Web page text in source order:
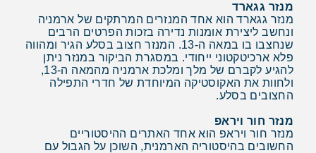
מנזר גגארד
מנזר גגארד הוא אחד המנזרים המרתקים של ארמניה
ונחשב ליצירת אומנות נדירה בזכות הפרטים הרבים
שנחצבו בו במאה ה-13. המנזר חצוב בסלע הגיר ומהווה
פלא ארכיטקטוני ייחודי. במסגרת הביקור במנזר ניתן
להגיע לקברם של מלך ומלכת ארמניה מהמאה ה-13,
ולחוות את האקוסטיקה המיוחדת של חדרי התפילה
החצובים בסלע.
מנזר חור ויראפ
מנזר חור ויראפ הוא אחד האתרים ההיסטוריים
החשובים בהיסטוריה הארמנית, השוכן על הגבול עם